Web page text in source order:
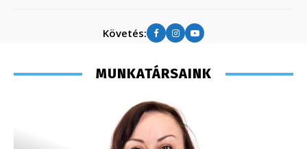
Követés:
MUNKATÁRSAINK